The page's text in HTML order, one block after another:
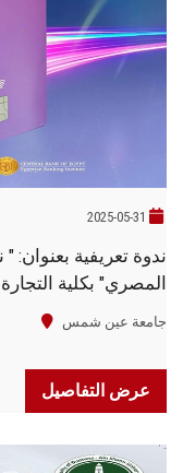
2025-05-31
ندوة تعريفية
المصري" بكلية
جامعة عين شمس
عرض التفاصيل